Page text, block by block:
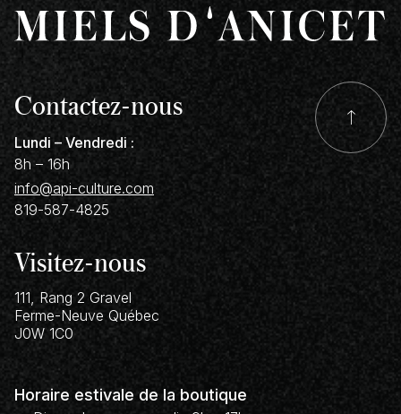
Contactez-nous
Lundi – Vendredi :
8h – 16h
info@api-culture.com
819-587-4825
Visitez-nous
111, Rang 2 Gravel
Ferme-Neuve Québec
J0W 1C0
Horaire estivale de la boutique